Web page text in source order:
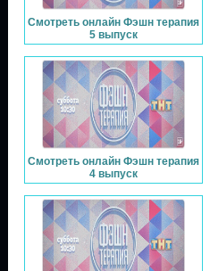
Смотреть онлайн Фэшн терапия
5 выпуск
Смотреть онлайн Фэшн терапия
4 выпуск